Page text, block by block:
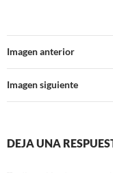
Imagen anterior
Imagen siguiente
DEJA UNA